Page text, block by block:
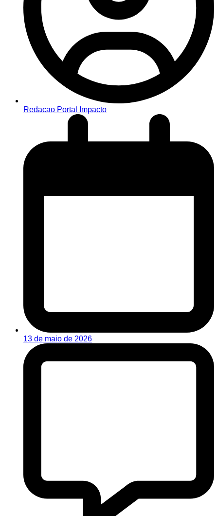
Redacao Portal Impacto
13 de maio de 2026